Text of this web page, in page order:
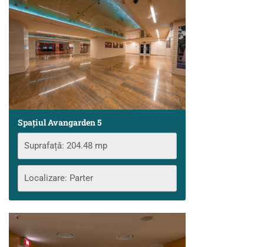
Spațiul Avangarden 5
Suprafață: 204.48 mp
Localizare: Parter